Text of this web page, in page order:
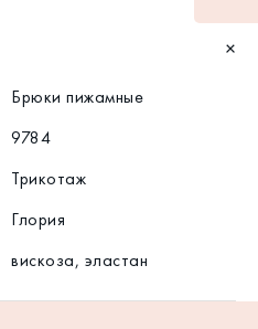
Брюки пижамные
9784
Трикотаж
Глория
вискоза, эластан